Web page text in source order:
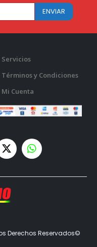
Servicios
Términos y Condiciones
Mi Cuenta
Derechos Reservados©